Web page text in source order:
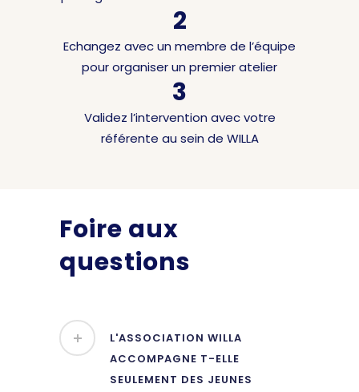
2
Echangez avec un membre de l’équipe
pour organiser un premier atelier
3
Validez l’intervention avec votre
référente au sein de WILLA
Foire aux
questions
L'ASSOCIATION WILLA
ACCOMPAGNE T-ELLE
SEULEMENT DES JEUNES